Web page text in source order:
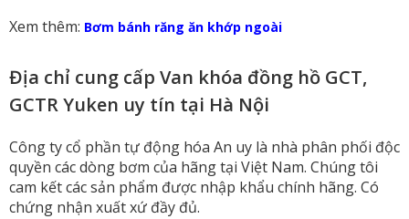
Xem thêm: Bơm bánh răng ăn khớp ngoài
Địa chỉ cung cấp Van khóa đồng hồ GCT,
GCTR Yuken uy tín tại Hà Nội
Công ty cổ phần tự động hóa An uy là nhà phân phối độc
quyền các dòng bơm của hãng tại Việt Nam. Chúng tôi
cam kết các sản phẩm được nhập khẩu chính hãng. Có
chứng nhận xuất xứ đầy đủ.